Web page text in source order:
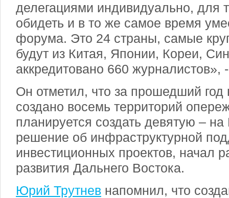
делегациями индивидуально, для
обидеть и в то же самое время
форума. Это 24 страны, самые
будут из Китая, Японии, Кореи,
аккредитовано 660 журналистов»,
Он отметил, что за прошедший
создано восемь территорий
планируется создать девятую –
решение об инфраструктурной
инвестиционных проектов, начал
развития Дальнего Востока.
Юрий Трутнев напомнил, что